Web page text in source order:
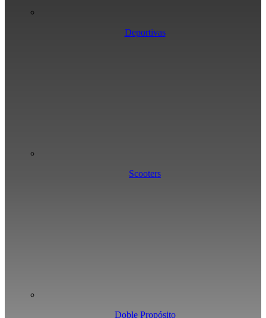
Deportivas
Scooters
Doble Propósito